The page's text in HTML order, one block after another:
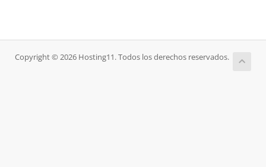
Copyright © 2026 Hosting11. Todos los derechos reservados.